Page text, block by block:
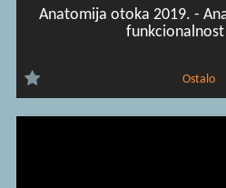
Anatomija otoka 2019. -
funkcionalnost
Ostalo